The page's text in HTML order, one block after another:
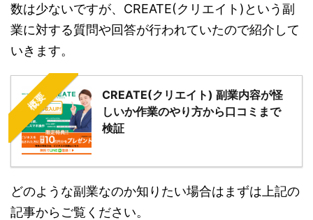
数は少ないですが、CREATE(クリエイト)という副
業に対する質問や回答が行われていたので紹介して
いきます。
概要
CREATE(クリエイト) 副業内容が怪
しいか作業のやり方から口コミまで
検証
どのような副業なのか知りたい場合はまずは上記の
記事からご覧ください。